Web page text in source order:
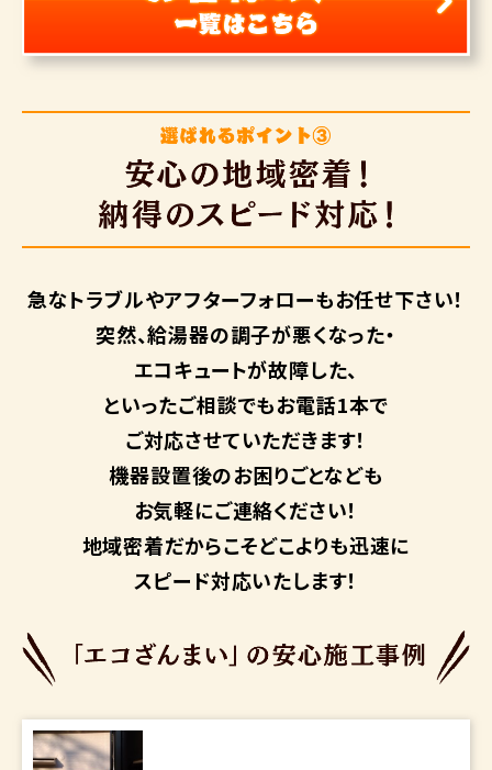
急なトラブルやアフターフォローもお任せ下さい！
突然、給湯器の調子が悪くなった・
エコキュートが故障した、
といったご相談でもお電話1本で
ご対応させていただきます！
機器設置後のお困りごとなども
お気軽にご連絡ください！
地域密着だからこそどこよりも迅速に
スピード対応いたします！